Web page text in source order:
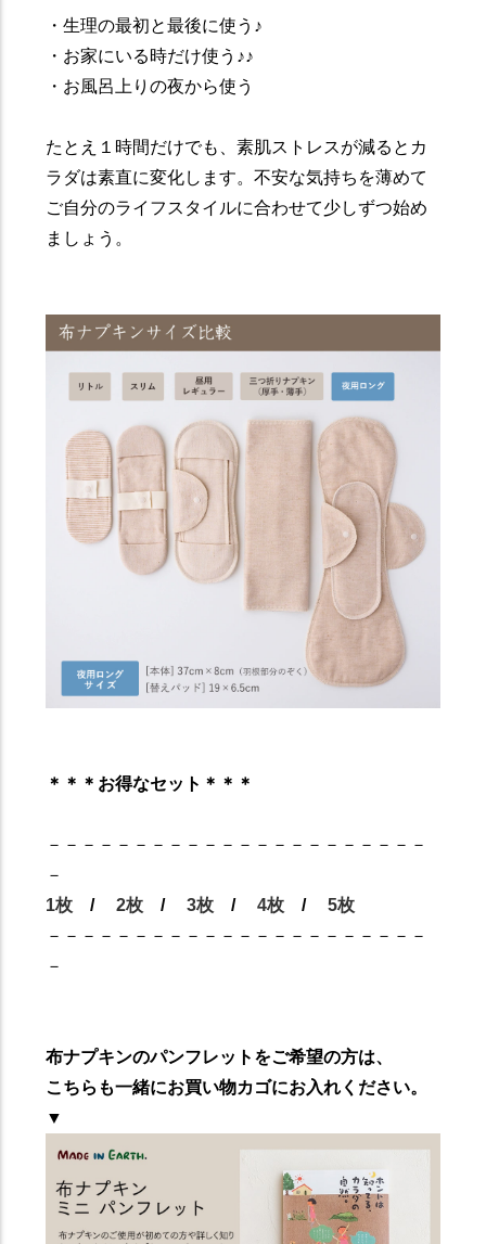
・生理の最初と最後に使う♪
・お家にいる時だけ使う♪♪
・お風呂上りの夜から使う
たとえ１時間だけでも、素肌ストレスが減るとカ
ラダは素直に変化します。不安な気持ちを薄めて
ご自分のライフスタイルに合わせて少しずつ始め
ましょう。
＊＊＊お得なセット＊＊＊
－－－－－－－－－－－－－－－－－－－－－－
－
1枚 /2枚 /3枚 /4枚 /5枚
－－－－－－－－－－－－－－－－－－－－－－
－
布ナプキンのパンフレットをご希望の方は、
こちらも一緒にお買い物カゴにお入れください。
▼